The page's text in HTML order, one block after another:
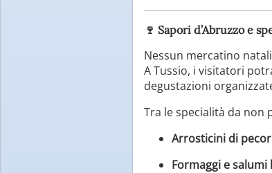
🍷 Sapori d’Abruzzo e
Nessun mercatino
A Tussio, i visitatori
degustazioni
Tra le specialità da non
Arrosticini di
Formaggi e salumi